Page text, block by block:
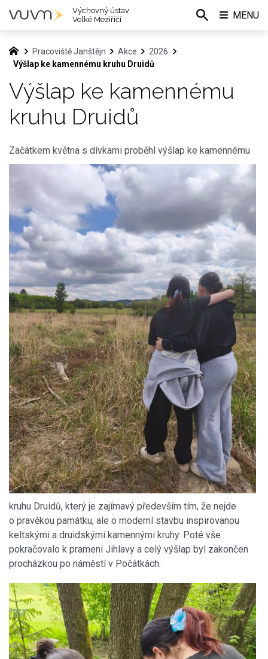
Pracoviště Janštějn Akce
2026
Výšlap ke kamennému kruhu Druidů
Výšlap ke kamennému
kruhu Druidů
Začátkem května s dívkami proběhl výšlap ke kamennému
kruhu Druidů, který je zajímavý především tím, že nejde
o pravěkou památku, ale o moderní stavbu inspirovanou
keltskými a druidskými kamennými kruhy. Poté vše
pokračovalo k prameni Jihlavy a celý výšlap byl zakončen
procházkou po náměstí v Počátkách.
Výchovný ústav
Velké Meziříčí
MENU